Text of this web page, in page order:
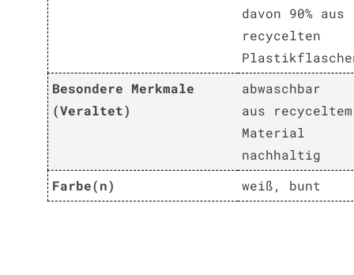
davon 90% aus
recycelten
Besondere Merkmale
(Veraltet)
abwaschbar
aus recyceltem
Material
nachhaltig
Farbe(n)
weiß, bunt